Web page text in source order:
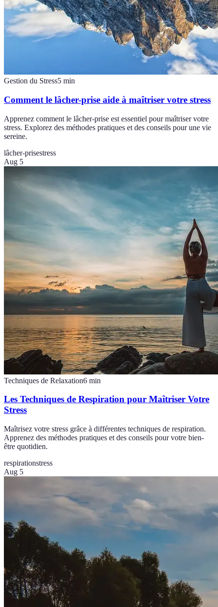
Gestion du Stress5 min
Comment le lâcher-prise aide à maîtriser votre stress
Apprenez comment le lâcher-prise est essentiel pour maîtriser votre
stress. Explorez des méthodes pratiques et des conseils pour une vie
sereine.
lâcher-prisestress
Aug 5
Techniques de Relaxation6 min
Les Techniques de Respiration pour Maîtriser Votre
Stress
Maîtrisez votre stress grâce à différentes techniques de respiration.
Apprenez des méthodes pratiques et des conseils pour votre bien-
être quotidien.
respirationstress
Aug 5